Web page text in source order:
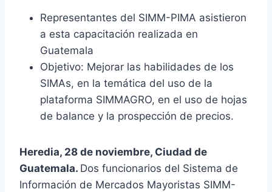
Representantes del SIMM-PIMA asistieron
a esta capacitación realizada en
Guatemala
Objetivo: Mejorar las habilidades de los
SIMAs, en la temática del uso de la
plataforma SIMMAGRO, en el uso de hojas
de balance y la prospección de precios.
Heredia, 28 de noviembre, Ciudad de
Guatemala. Dos funcionarios del Sistema de
Información de Mercados Mayoristas SIMM-